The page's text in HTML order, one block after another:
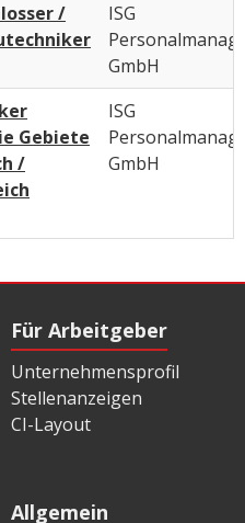
/
ISG
GmbH
Gebiete
/
ISG
GmbH
Für Arbeitgeber
Unternehmensprofil
Stellenanzeigen
CI-Layout
Allgemein